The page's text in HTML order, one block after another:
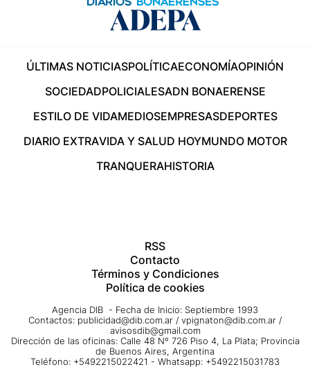
ÚLTIMAS NOTICIASPOLÍTICAECONOMÍAOPINIÓN
SOCIEDADPOLICIALESADN BONAERENSE
ESTILO DE VIDAMEDIOSEMPRESASDEPORTES
DIARIO EXTRAVIDA Y SALUD HOYMUNDO MOTOR
TRANQUERAHISTORIA
RSS
Contacto
Términos y Condiciones
Política de cookies
Agencia DIB - Fecha de Inicio: Septiembre 1993
Contactos: publicidad@dib.com.ar / vpignaton@dib.com.ar /
avisosdib@gmail.com
Dirección de las oficinas: Calle 48 Nº 726 Piso 4, La Plata; Provincia
de Buenos Aires, Argentina
Teléfono: +5492215022421 - Whatsapp: +5492215031783